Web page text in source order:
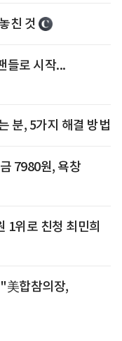
친 것
들로 시작...
분, 5가지 해결 방법
7980원, 욕창
1위로 친청 최민희
美합참의장,